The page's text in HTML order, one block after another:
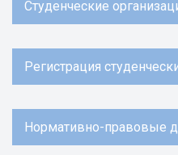
Студенческие
Регистрация
Нормативно-правовые